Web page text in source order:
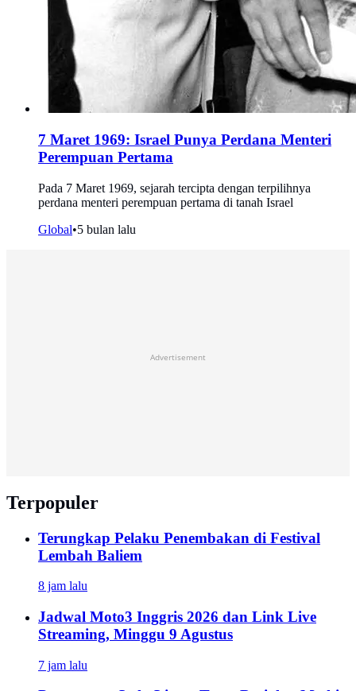
7 Maret 1969: Israel Punya Perdana Menteri
Perempuan Pertama
Pada 7 Maret 1969, sejarah tercipta dengan terpilihnya
perdana menteri perempuan pertama di tanah Israel
Global•5 bulan lalu
Advertisement
Terpopuler
Terungkap Pelaku Penembakan di Festival
Lembah Baliem
8 jam lalu
Jadwal Moto3 Inggris 2026 dan Link Live
Streaming, Minggu 9 Agustus
7 jam lalu